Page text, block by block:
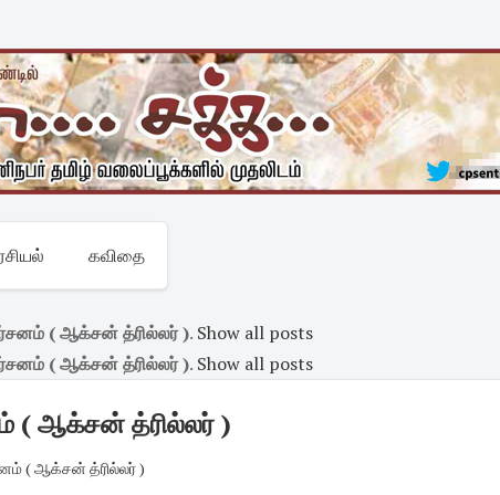
கவிதை
( ஆக்சன் த்ரில்லர் ). Show all posts
( ஆக்சன் த்ரில்லர் ). Show all posts
( ஆக்சன் த்ரில்லர் )
( ஆக்சன் த்ரில்லர் )